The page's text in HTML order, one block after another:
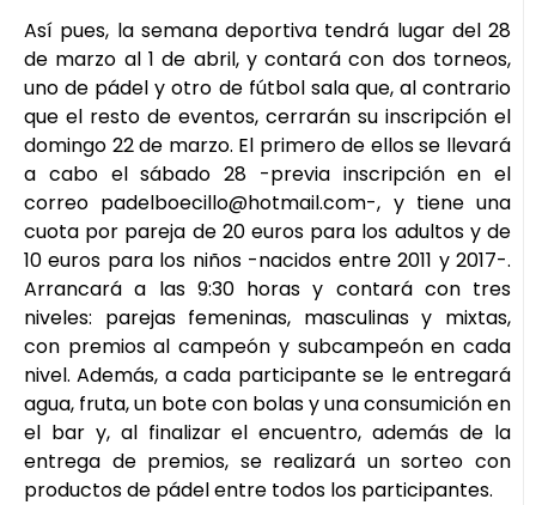
Así pues, la semana deportiva tendrá lugar del 28
de marzo al 1 de abril, y contará con dos torneos,
uno de pádel y otro de fútbol sala que, al contrario
que el resto de eventos, cerrarán su inscripción el
domingo 22 de marzo. El primero de ellos se llevará
a cabo el sábado 28 -previa inscripción en el
correo padelboecillo@hotmail.com-, y tiene una
cuota por pareja de 20 euros para los adultos y de
10 euros para los niños -nacidos entre 2011 y 2017-.
Arrancará a las 9:30 horas y contará con tres
niveles: parejas femeninas, masculinas y mixtas,
con premios al campeón y subcampeón en cada
nivel. Además, a cada participante se le entregará
agua, fruta, un bote con bolas y una consumición en
el bar y, al finalizar el encuentro, además de la
entrega de premios, se realizará un sorteo con
productos de pádel entre todos los participantes.